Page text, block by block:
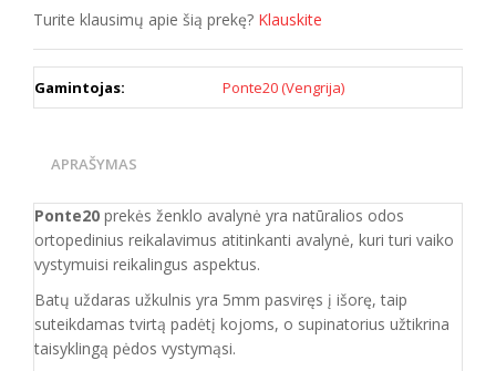
Turite klausimų apie šią prekę? Klauskite
Gamintojas: Ponte20 (Vengrija)
APRAŠYMAS
Ponte20 prekės ženklo avalynė yra natūralios odos
ortopedinius reikalavimus atitinkanti avalynė, kuri turi vaiko
vystymuisi reikalingus aspektus.
Batų uždaras užkulnis yra 5mm pasviręs į išorę, taip
suteikdamas tvirtą padėtį kojoms, o supinatorius užtikrina
taisyklingą pėdos vystymąsi.